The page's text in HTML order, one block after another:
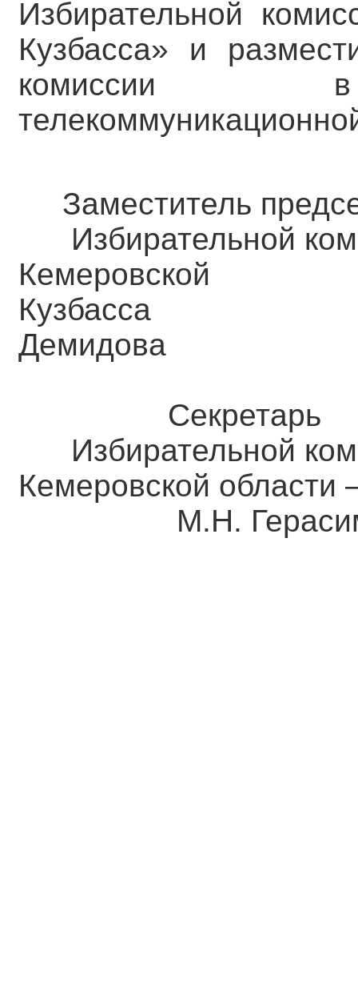
Избирательной
Кузбасса» и
комиссии в
Заместитель
Избирательной
Демидова
Секретарь
Избирательной
Кемеровской
М.Н.